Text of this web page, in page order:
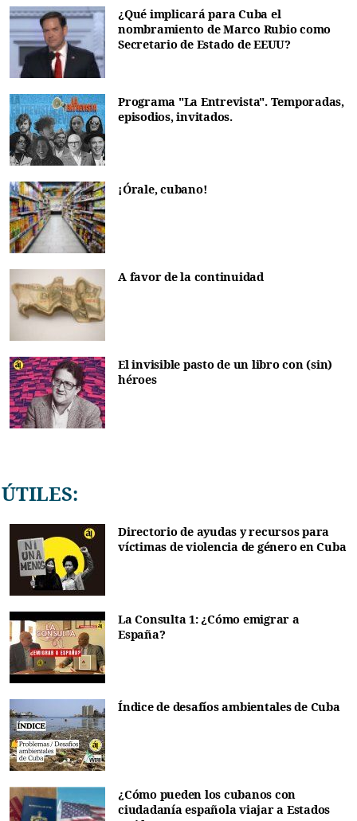
¿Qué implicará para Cuba el
nombramiento de Marco Rubio como
Secretario de Estado de EEUU?
Programa "La Entrevista". Temporadas,
episodios, invitados.
¡Órale, cubano!
A favor de la continuidad
El invisible pasto de un libro con (sin)
héroes
ÚTILES:
Directorio de ayudas y recursos para
víctimas de violencia de género en Cuba
La Consulta 1: ¿Cómo emigrar a
España?
Índice de desafíos ambientales de Cuba
¿Cómo pueden los cubanos con
ciudadanía española viajar a Estados